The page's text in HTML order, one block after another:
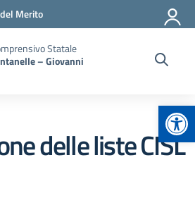
Merito
Statale
– Giovanni
delle liste CISL